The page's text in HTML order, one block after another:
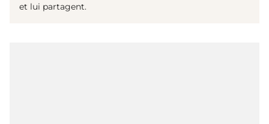
et lui partagent.